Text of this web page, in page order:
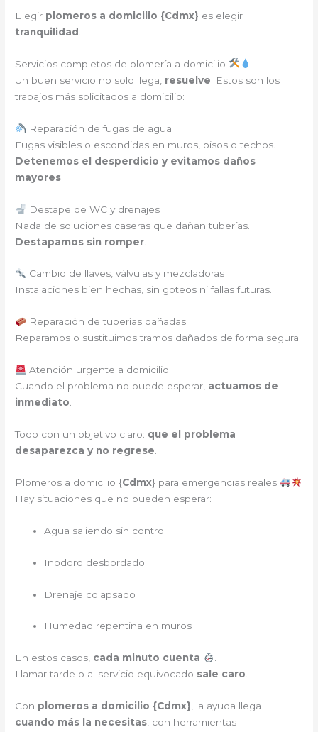
Elegir plomeros a domicilio {Cdmx} es elegir
tranquilidad
Servicios completos de plomería a domicilio
Un buen servicio no solo llega, resuelve . Estos son los
trabajos más solicitados a domicilio:
Reparación de fugas de agua
Fugas visibles o escondidas en muros, pisos o techos.
Detenemos el desperdicio y evitamos daños
mayores
Destape de WC y drenajes
Nada de soluciones caseras que dañan tuberías.
Destapamos sin romper
Cambio de llaves, válvulas y mezcladoras
Instalaciones bien hechas, sin goteos ni fallas futuras.
Reparación de tuberías dañadas
Reparamos o sustituimos tramos dañados de forma segura.
Atención urgente a domicilio
Cuando el problema no puede esperar, actuamos de
inmediato
Todo con un objetivo claro: que el problema
desaparezca y no regrese
Plomeros a domicilio {Cdmx} para emergencias reales
Hay situaciones que no pueden esperar:
Agua saliendo sin control
Inodoro desbordado
Drenaje colapsado
Humedad repentina en muros
En estos casos, cada minuto cuenta
.
Llamar tarde o al servicio equivocado sale caro.
Con plomeros a domicilio {Cdmx} , la ayuda llega
cuando más la necesitas , con herramientas